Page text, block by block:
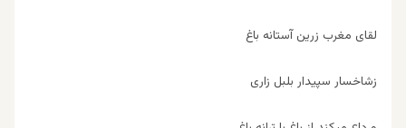
لقای مغرب زرین آستانه باغ
زشاخسار سپیدار بلبل زاری